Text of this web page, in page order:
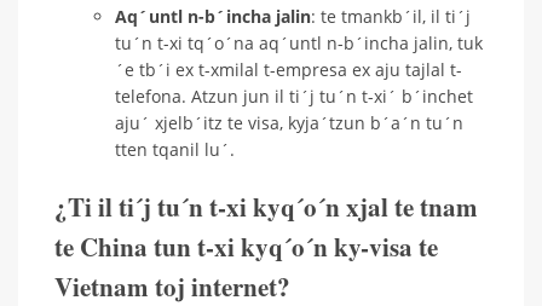
Aq´untl n-b´incha jalin: te tmankb´il, il ti´j
tu´n t-xi tq´o´na aq´untl n-b´incha jalin, tuk
´e tb´i ex t-xmilal t-empresa ex aju tajlal t-
telefona. Atzun jun il ti´j tu´n t-xi´ b´inchet
aju´ xjelb´itz te visa, kyja´tzun b´a´n tu´n
tten tqanil lu´.
¿Ti il ti´j tu´n t-xi kyq´o´n xjal te tnam
te China tun t-xi kyq´o´n ky-visa te
Vietnam toj internet?